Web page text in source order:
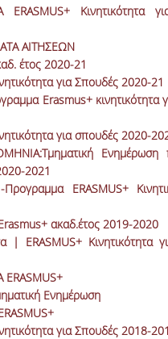
ERASMUS+
ΣΤΟ ΤΜΗΜΑ
ΕΞΕΤΑΣΕΙΣ
ΦΟΙΤΗΣΗΣ
ΑΠΟ ΜΑΘΗΜΑΤΑ ΞΕΝΗΣ
ΣΠΟΥΔΕΣ
ΦΟΙΤΗΣΗΣ
ΦΟΙΤΗΣΗΣ
ΠΡΟΓΡΑΜΜΑ
ΠΟΙΟΤΗΤΑΣ
Κινητικότητα
ΑΙΤΗΣΕΩΝ
έτος 2020-21
για Σπουδές 2020-21
Erasmus+ κινητικότητα
για σπουδές 2020-
Ενημέρωση
2021
ERASMUS+
ακαδ.έτος 2019-2020
| ERASMUS+ Κινητικότητα
Ενημέρωση
για Σπουδές 2018-